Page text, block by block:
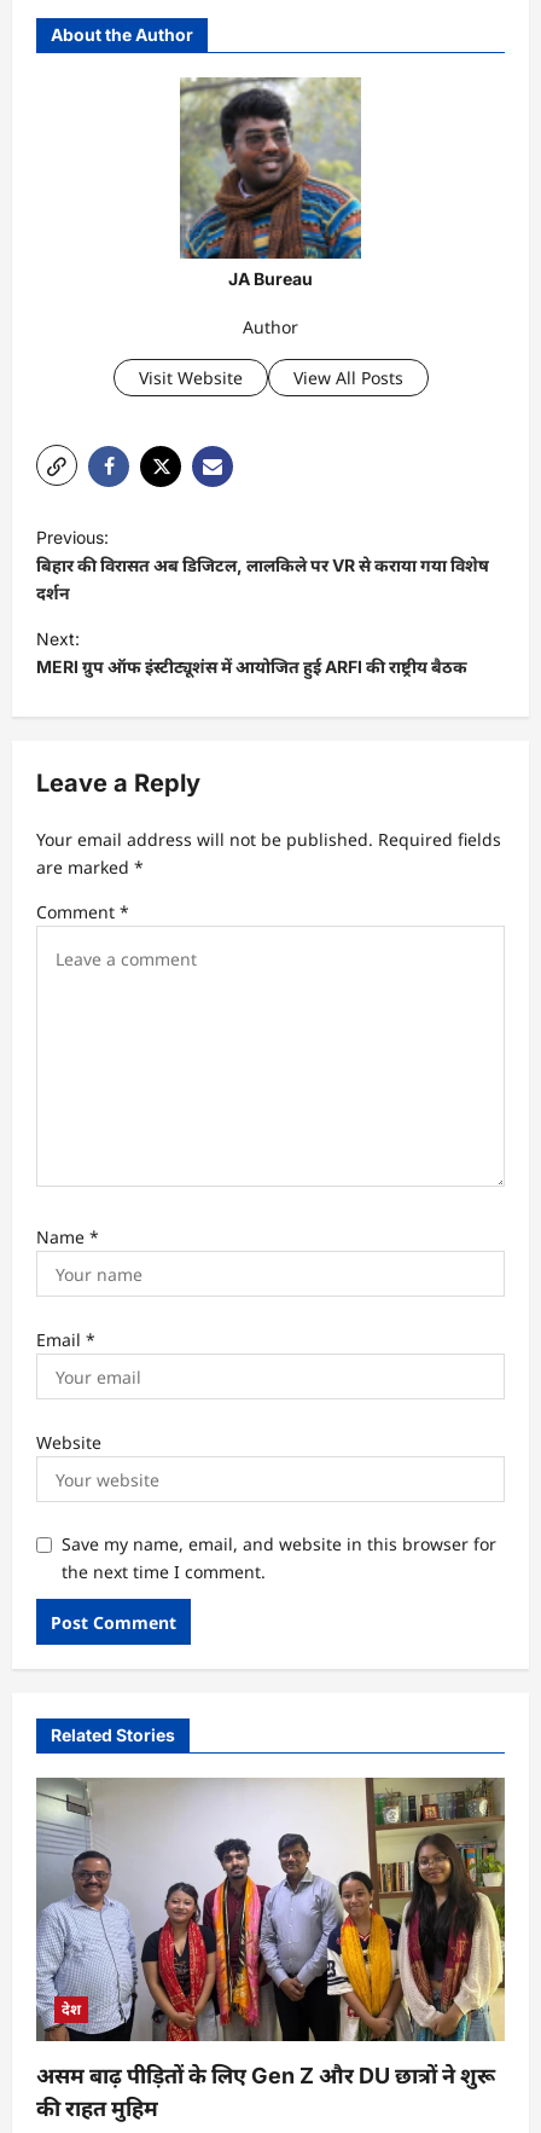
About the Author
JA Bureau
Author
Visit Website View All Posts
P
o
s
t
n
a
i
a
t
i
Previous:
बिहार की विरासत अब डिजिटल, लालकिले पर VR से कराया गया विशेष
दर्शन
Next:
MERI ग्रुप ऑफ इंस्टीट्यूशंस में आयोजित हुई ARFI की राष्ट्रीय बैठक
Leave a Reply
Your email address will not be published. Required fields
are marked *
Comment *
Name *
Email *
Website
Save my name, email, and website in this browser for
the next time I comment.
Related Stories
देश
असम बाढ़ पीड़ितों के लिए Gen Z और DU छात्रों ने शुरू
की राहत मुहिम